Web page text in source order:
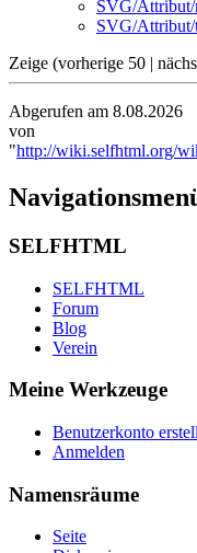
SVG/Attribut/
SVG/Attribut/
Zeige (vorherige 50 |
Abgerufen am 8.08.2026
von
"http://wiki.selfhtml.org/
SELFHTML
SELFHTML
Forum
Blog
Verein
Meine Werkzeuge
Benutzerkonto
Anmelden
Namensräume
Seite